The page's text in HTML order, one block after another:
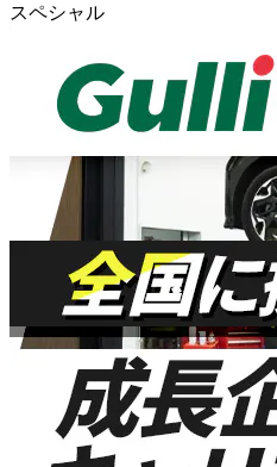
スペシャル